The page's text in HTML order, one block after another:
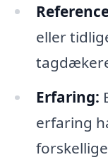
eller
Erfaring:
erfaring